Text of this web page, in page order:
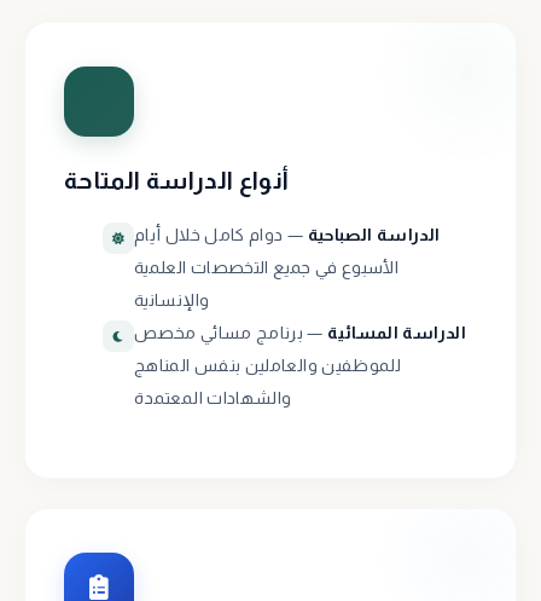
أنواع الدراسة المتاحة
الدراسة الصباحية — دوام كامل خلال أيام
الأسبوع في جميع التخصصات العلمية
والإنسانية
الدراسة المسائية — برنامج مسائي مخصص
للموظفين والعاملين بنفس المناهج
والشهادات المعتمدة